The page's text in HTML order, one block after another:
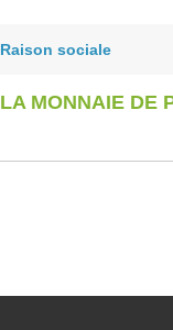
Raison sociale
LA MONNAIE DE